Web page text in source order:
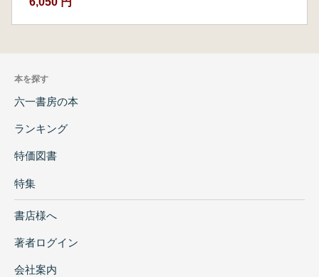
本を探す
六一書房の本
ランキング
特価図書
特集
書店様へ
著者ログイン
会社案内